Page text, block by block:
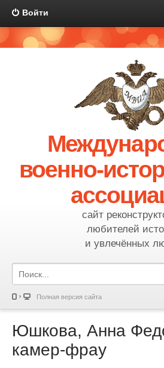
Войти
военно-
сайт
любителей
и увлечённых
Полная версия сайта
Юшкова, Анна
камер-фрау